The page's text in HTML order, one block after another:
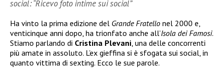
social: “Ricevo foto intime sui social”
Ha vinto la prima edizione del Grande Fratello nel 2000 e,
venticinque anni dopo, ha trionfato anche all’Isola dei Famosi.
Stiamo parlando di Cristina Plevani , una delle concorrenti
più amate in assoluto. L’ex gieffina si è sfogata sui social, in
quanto vittima di sexting. Ecco le sue parole.